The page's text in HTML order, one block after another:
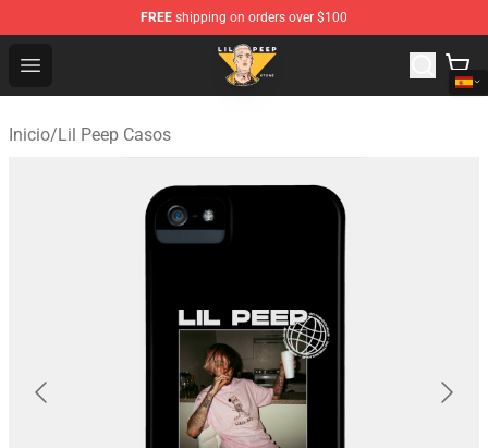
FREE shipping on orders over $100
Open menu
Lil Peep Store - Official Lil Peep Merchandise Shop
Inicio/Lil Peep Casos